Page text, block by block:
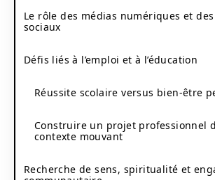
Le rôle des médias numériques et
sociaux
Défis liés à l’emploi et à l’éducation
Réussite scolaire versus bien-être
Construire un projet professionnel
contexte mouvant
Recherche de sens, spiritualité et